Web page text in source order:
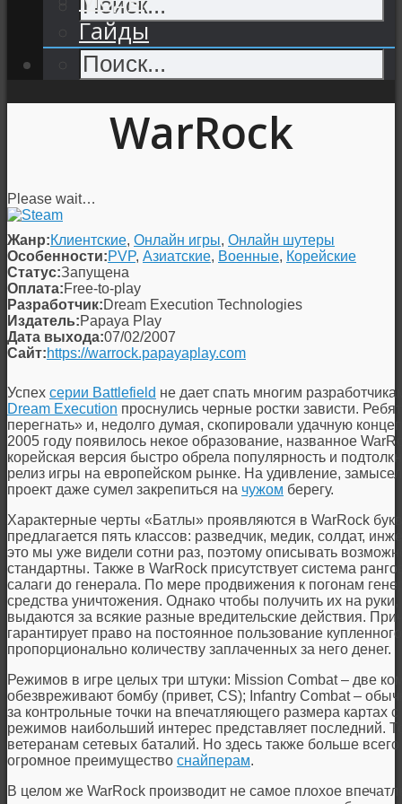
Гайды
WarRock
Please wait…
Жанр:Клиентские, Онлайн игры, Онлайн шутеры
Особенности:PVP, Азиатские, Военные, Корейские
Статус:Запущена
Оплата:Free-to-play
Разработчик:Dream Execution Technologies
Издатель:Papaya Play
Дата выхода:07/02/2007
Сайт:https://warrock.papayaplay.com
Успех серии Battlefield не дает спать многим
Dream Execution проснулись черные ростки зависти.
перегнать» и, недолго думая, скопировали удачную
2005 году появилось некое образование, названное
корейская версия быстро обрела популярность и
релиз игры на европейском рынке. На удивление,
проект даже сумел закрепиться на чужом берегу.
Характерные черты «Батлы» проявляются в WarRock
предлагается пять классов: разведчик, медик, солдат,
это мы уже видели сотни раз, поэтому описывать
стандартны. Также в WarRock присутствует система
салаги до генерала. По мере продвижения к погонам
средства уничтожения. Однако чтобы получить их на
выдаются за всякие разные вредительские действия.
гарантирует право на постоянное пользование
пропорционально количеству заплаченных за него денег.
Режимов в игре целых три штуки: Mission Combat – две
обезвреживают бомбу (привет, CS); Infantry Combat –
за контрольные точки на впечатляющего размера картах
режимов наибольший интерес представляет последний.
ветеранам сетевых баталий. Но здесь также больше
огромное преимущество снайперам.
В целом же WarRock производит не самое плохое